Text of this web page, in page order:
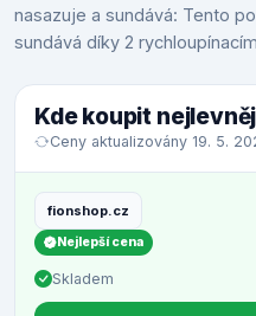
nasazuje a sundává: Tento
sundává díky 2
Kde koupit
Ceny aktualizovány 19. 5.
fionshop.cz
Nejlepší cena
Skladem